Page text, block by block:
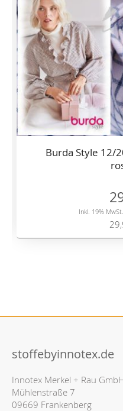
Burda Style 12/
Inkl. 19% MwSt.
stoffebyinnotex.de
Innotex Merkel + Rau
Mühlenstraße 7
09669 Frankenberg